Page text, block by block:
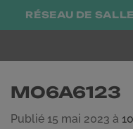
PasserRÉSEAU DE
MO6A6123
Publié 15 mai 2023 à